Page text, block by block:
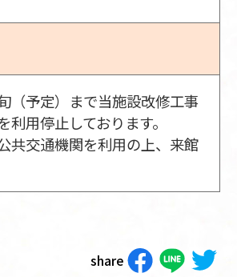
（予定）まで当施設改修工事
利用停止しております。
共交通機関を利用の上、来館
share